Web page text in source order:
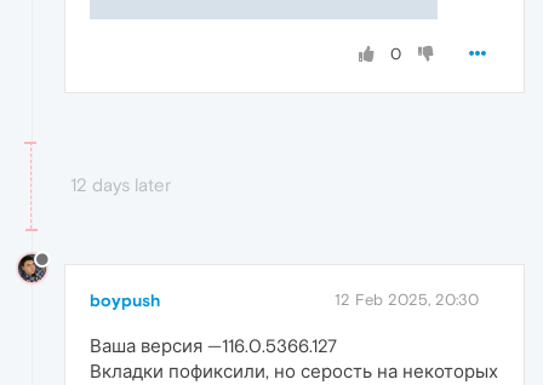
0
12 days later
boypush 12 Feb 2025, 20:30
Ваша версия —116.0.5366.127
Вкладки пофиксили, но серость на некоторых